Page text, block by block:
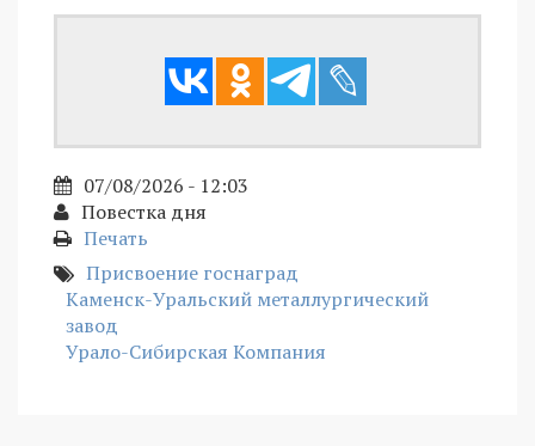
07/08/2026 - 12:03
Повестка дня
Печать
Присвоение госнаград
Каменск-Уральский металлургический
завод
Урало-Сибирская Компания